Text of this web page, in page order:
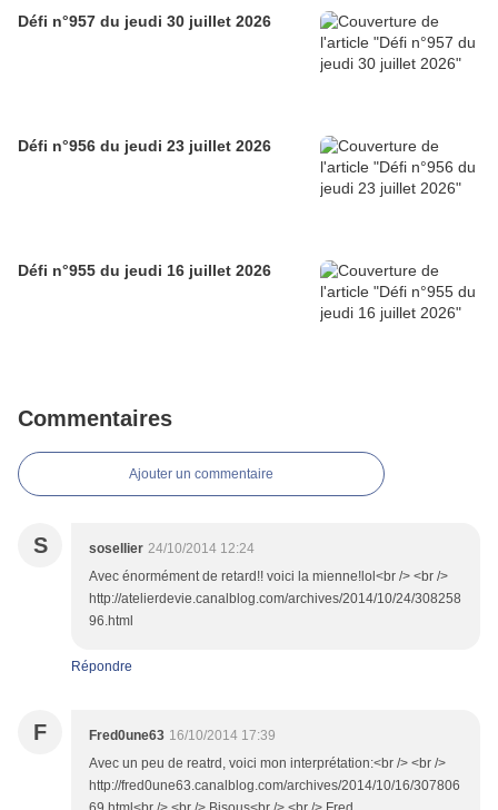
Défi n°957 du jeudi 30 juillet 2026
Défi n°956 du jeudi 23 juillet 2026
Défi n°955 du jeudi 16 juillet 2026
Commentaires
Ajouter un commentaire
S sosellier 24/10/2014 12:24
Avec énormément de retard!! voici la mienne!lol<br /> <br />
http://atelierdevie.canalblog.com/archives/2014/10/24/308258
96.html
Répondre
F Fred0une63 16/10/2014 17:39
Avec un peu de reatrd, voici mon interprétation:<br /> <br />
http://fred0une63.canalblog.com/archives/2014/10/16/307806